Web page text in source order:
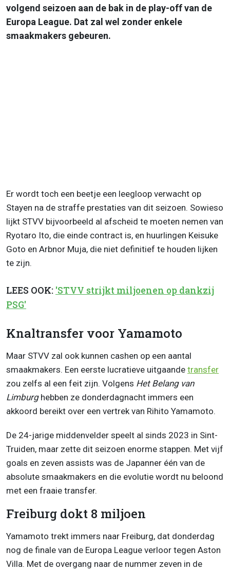
volgend seizoen aan de bak in de play-off van de
Europa League. Dat zal wel zonder enkele
smaakmakers gebeuren.
Er wordt toch een beetje een leegloop verwacht op
Stayen na de straffe prestaties van dit seizoen. Sowieso
lijkt STVV bijvoorbeeld al afscheid te moeten nemen van
Ryotaro Ito, die einde contract is, en huurlingen Keisuke
Goto en Arbnor Muja, die niet definitief te houden lijken
te zijn.
LEES OOK: 'STVV strijkt miljoenen op dankzij
PSG'
Knaltransfer voor Yamamoto
Maar STVV zal ook kunnen cashen op een aantal
smaakmakers. Een eerste lucratieve uitgaande transfer
zou zelfs al een feit zijn. Volgens Het Belang van
Limburghebben ze donderdagnacht immers een
akkoord bereikt over een vertrek van Rihito Yamamoto.
De 24-jarige middenvelder speelt al sinds 2023 in Sint-
Truiden, maar zette dit seizoen enorme stappen. Met vijf
goals en zeven assists was de Japanner één van de
absolute smaakmakers en die evolutie wordt nu beloond
met een fraaie transfer.
Freiburg dokt 8 miljoen
Yamamoto trekt immers naar Freiburg, dat donderdag
nog de finale van de Europa League verloor tegen Aston
Villa. Met de overgang naar de nummer zeven in de